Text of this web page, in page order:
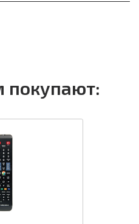
покупают: